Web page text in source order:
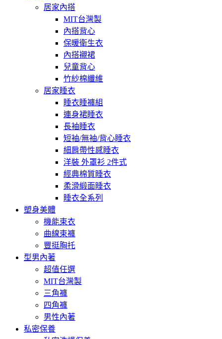
居家內搭
MIT台灣製
內搭背心
保暖衛生衣
內搭襯裙
兒童背心
竹紗棉纖維
居家睡衣
睡衣睡褲組
連身裙睡衣
長袖睡衣
短袖/無袖/背心睡衣
細肩帶性感睡衣
洋裝 外罩衫 2件式
經典棉質睡衣
柔滑緞面睡衣
睡衣全系列
塑身美體
機能束衣
曲線束褲
豐挺胸托
型男內著
超值任選
MIT台灣製
三角褲
四角褲
男性內著
私密保養